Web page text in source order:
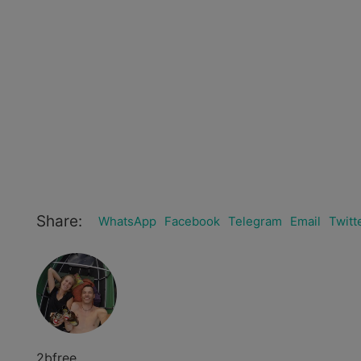
Share: WhatsApp Facebook Telegram Email